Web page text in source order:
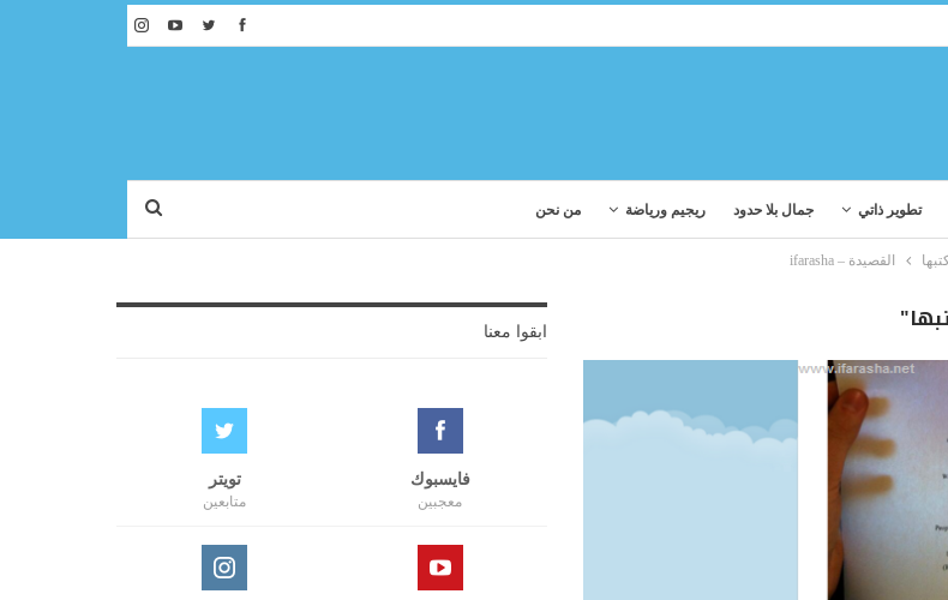
تطوير ذاتي جمال بلا حدود ريجيم ورياضة من نحن
القصيدة – ifarasha
ابقوا معنا
فايسبوك
معجبين
تويتر
متابعين